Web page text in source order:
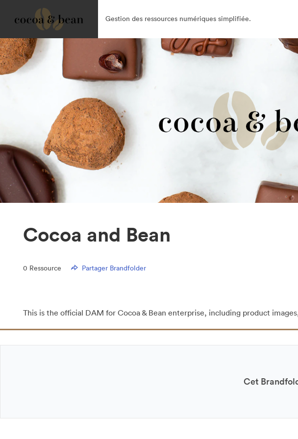
Gestion des ressources numériques simplifiée.
Cocoa and Bean
0 Ressource Partager Brandfolder
This is the official DAM for Cocoa & Bean enterprise, including product
Cet